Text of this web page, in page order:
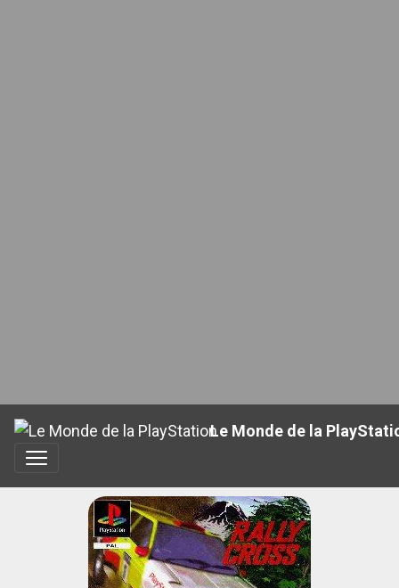
Le Monde de la